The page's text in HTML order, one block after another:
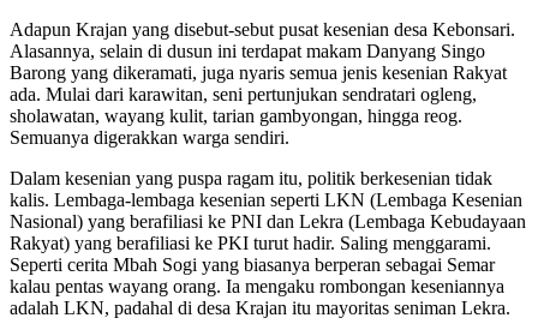
Adapun Krajan yang disebut-sebut pusat kesenian desa Kebonsari.
Alasannya, selain di dusun ini terdapat makam Danyang Singo
Barong yang dikeramati, juga nyaris semua jenis kesenian Rakyat
ada. Mulai dari karawitan, seni pertunjukan sendratari ogleng,
sholawatan, wayang kulit, tarian gambyongan, hingga reog.
Semuanya digerakkan warga sendiri.
Dalam kesenian yang puspa ragam itu, politik berkesenian tidak
kalis. Lembaga-lembaga kesenian seperti LKN (Lembaga Kesenian
Nasional) yang berafiliasi ke PNI dan Lekra (Lembaga Kebudayaan
Rakyat) yang berafiliasi ke PKI turut hadir. Saling menggarami.
Seperti cerita Mbah Sogi yang biasanya berperan sebagai Semar
kalau pentas wayang orang. Ia mengaku rombongan keseniannya
adalah LKN, padahal di desa Krajan itu mayoritas seniman Lekra.